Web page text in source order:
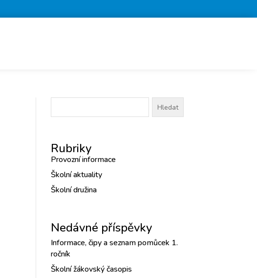
Vyhledávání
Rubriky
Provozní informace
Školní aktuality
Školní družina
Nedávné příspěvky
Informace, čipy a seznam pomůcek 1.
ročník
Školní žákovský časopis